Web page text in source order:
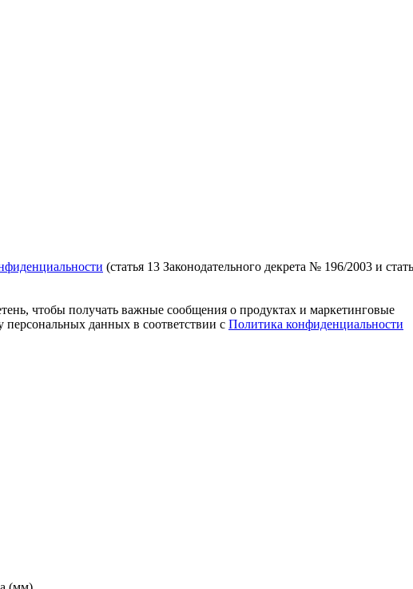
(статья 13 Законодательного декрета № 196/2003 и
чтобы получать важные сообщения о продуктах и ​​маркетинговые
персональных данных в соответствии с Политика конфиденциальности